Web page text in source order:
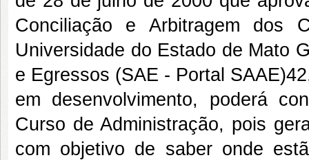
Conciliação e Arbitragem dos
Universidade do Estado de Mato
e Egressos (SAE - Portal
em desenvolvimento, poderá
Curso de Administração, pois
com objetivo de saber onde